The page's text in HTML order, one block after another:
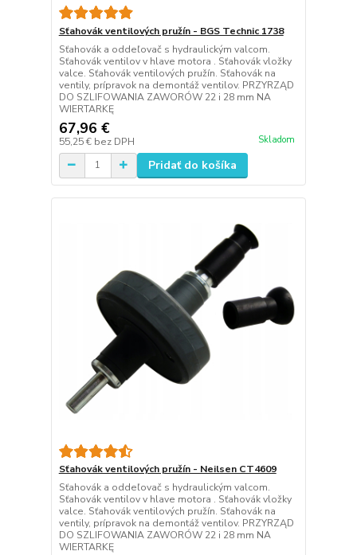
Sťahovák ventilových pružín - BGS Technic 1738
Sťahovák a oddeľovač s hydraulickým valcom.
Sťahovák ventilov v hlave motora . Sťahovák vložky
valce. Sťahovák ventilových pružín. Sťahovák na
ventily, prípravok na demontáž ventilov. PRZYRZĄD
DO SZLIFOWANIA ZAWORÓW 22 i 28 mm NA
WIERTARKĘ
67,96 €
55,25 € bez DPH Skladom
Pridať do košíka
Sťahovák ventilových pružín - Neilsen CT4609
Sťahovák a oddeľovač s hydraulickým valcom.
Sťahovák ventilov v hlave motora . Sťahovák vložky
valce. Sťahovák ventilových pružín. Sťahovák na
ventily, prípravok na demontáž ventilov. PRZYRZĄD
DO SZLIFOWANIA ZAWORÓW 22 i 28 mm NA
WIERTARKĘ